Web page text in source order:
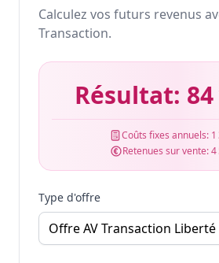
Calculez vos futurs revenus
Transaction.
Résultat:
Coûts fixes annuels:
Retenues sur vente:4
Type d'offre